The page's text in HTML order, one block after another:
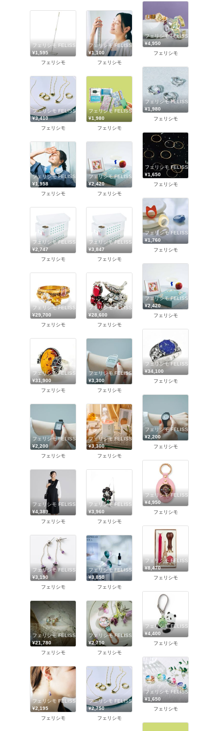
フェリシモ FELISSIMO
¥4,950
フェリシモ
フェリシモ FELISSIMO
¥1,595
フェリシモ
フェリシモ FELISSIMO
¥1,100
フェリシモ
フェリシモ FELISSIMO
¥1,980
フェリシモ
フェリシモ FELISSIMO
¥3,410
フェリシモ
フェリシモ FELISSIMO
¥1,980
フェリシモ
フェリシモ FELISSIMO
¥1,650
フェリシモ
フェリシモ FELISSIMO
¥1,958
フェリシモ
フェリシモ FELISSIMO
¥2,420
フェリシモ
フェリシモ FELISSIMO
¥1,760
フェリシモ
フェリシモ FELISSIMO
¥2,747
フェリシモ
フェリシモ FELISSIMO
¥3,847
フェリシモ
フェリシモ FELISSIMO
¥2,420
フェリシモ
フェリシモ FELISSIMO
¥29,700
フェリシモ
フェリシモ FELISSIMO
¥28,600
フェリシモ
フェリシモ FELISSIMO
¥34,100
フェリシモ
フェリシモ FELISSIMO
¥31,900
フェリシモ
フェリシモ FELISSIMO
¥3,300
フェリシモ
フェリシモ FELISSIMO
¥2,200
フェリシモ
フェリシモ FELISSIMO
¥2,200
フェリシモ
フェリシモ FELISSIMO
¥3,300
フェリシモ
フェリシモ FELISSIMO
¥4,950
フェリシモ
フェリシモ FELISSIMO
¥4,389
フェリシモ
フェリシモ FELISSIMO
¥3,960
フェリシモ
フェリシモ FELISSIMO
¥8,470
フェリシモ
フェリシモ FELISSIMO
¥3,190
フェリシモ
フェリシモ FELISSIMO
¥3,850
フェリシモ
フェリシモ FELISSIMO
¥4,400
フェリシモ
フェリシモ FELISSIMO
¥21,780
フェリシモ
フェリシモ FELISSIMO
¥2,750
フェリシモ
フェリシモ FELISSIMO
¥1,650
フェリシモ
フェリシモ FELISSIMO
¥2,195
フェリシモ
フェリシモ FELISSIMO
¥2,750
フェリシモ